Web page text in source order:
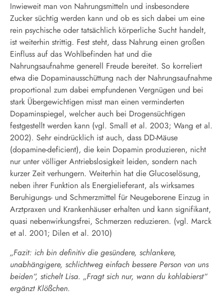
Inwieweit man von Nahrungsmitteln und insbesondere
Zucker süchtig werden kann und ob es sich dabei um eine
rein psychische oder tatsächlich körperliche Sucht handelt,
ist weiterhin strittig. Fest steht, dass Nahrung einen großen
Einfluss auf das Wohlbefinden hat und die
Nahrungsaufnahme generell Freude bereitet. So korreliert
etwa die Dopaminausschüttung nach der Nahrungsaufnahme
proportional zum dabei empfundenen Vergnügen und bei
stark Übergewichtigen misst man einen verminderten
Dopaminspiegel, welcher auch bei Drogensüchtigen
festgestellt werden kann (vgl. Small et al. 2003; Wang et al.
2002). Sehr eindrücklich ist auch, dass DD-Mäuse
(dopamine-deficient), die kein Dopamin produzieren, nicht
nur unter völliger Antriebslosigkeit leiden, sondern nach
kurzer Zeit verhungern. Weiterhin hat die Glucoselösung,
neben ihrer Funktion als Energielieferant, als wirksames
Beruhigungs- und Schmerzmittel für Neugeborene Einzug in
Arztpraxen und Krankenhäuser erhalten und kann signifikant,
quasi nebenwirkungsfrei, Schmerzen reduzieren. (vgl. Marck
et al. 2001; Dilen et al. 2010)
„Fazit: ich bin definitiv die gesündere, schlankere,
unabhängigere, schlichtweg einfach bessere Person von uns
beiden“, stichelt Lisa. „Fragt sich nur, wann du kohlabierst“
ergänzt Klößchen.